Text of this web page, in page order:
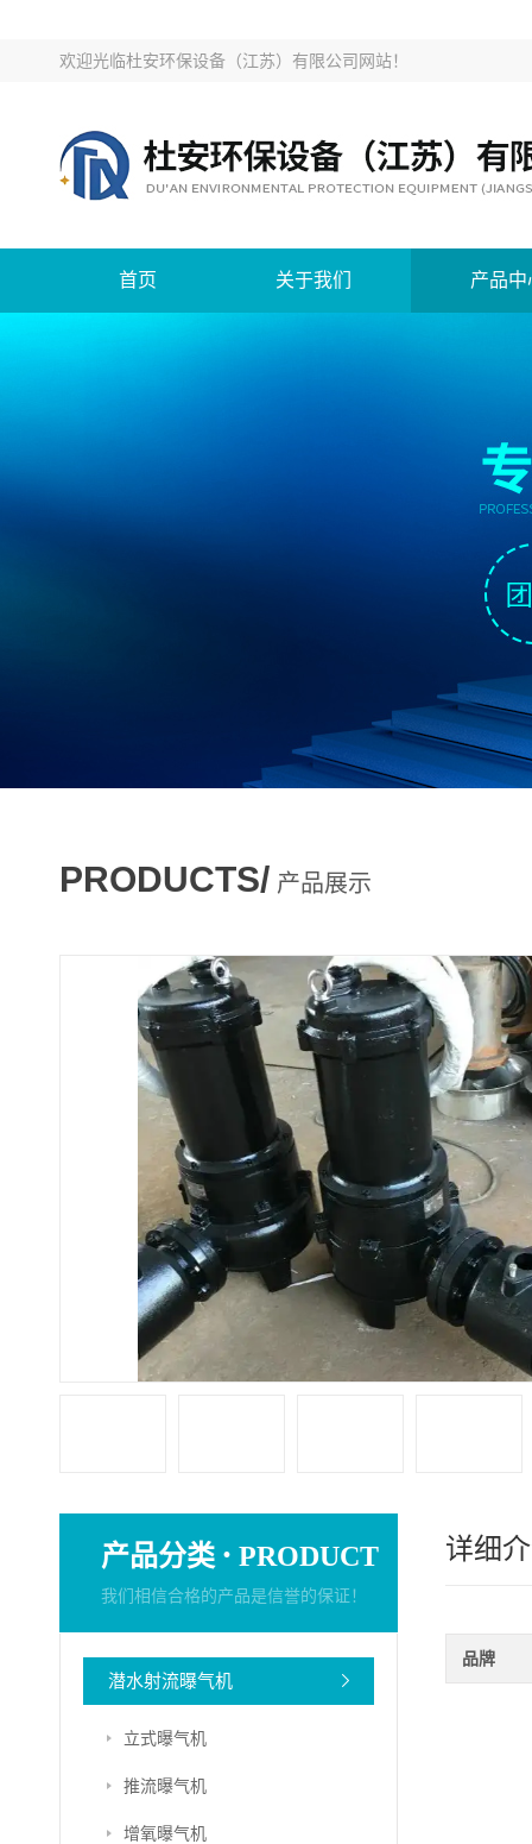
欢迎光临杜安环保设备（江苏）有限公司网站！
首页 关于我们 产品中
PRODUCTS/ 产品展示
产品分类 · PRODUCT
我们相信合格的产品是信誉的保证！
潜水射流曝气机
立式曝气机
推流曝气机
增氧曝气机
详细
品牌